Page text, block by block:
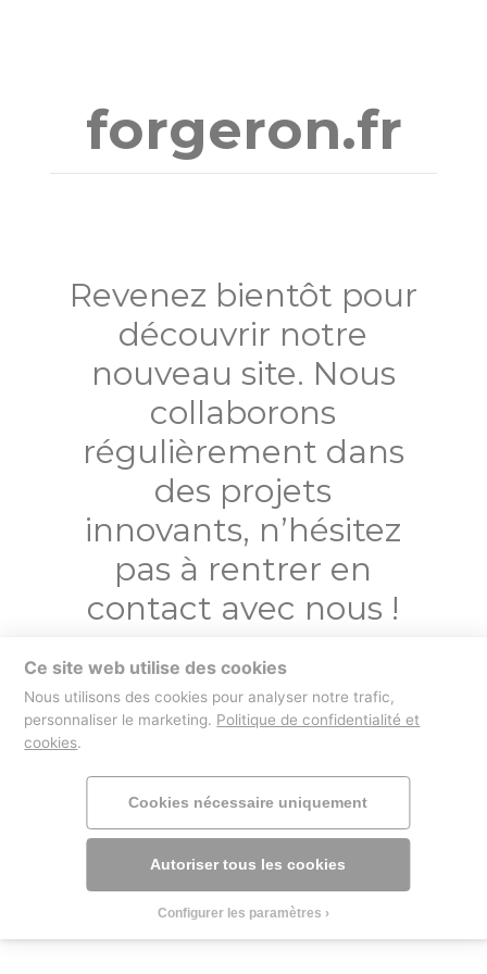
forgeron.fr
Revenez bientôt pour
découvrir notre
nouveau site. Nous
collaborons
régulièrement dans
des projets
innovants, n’hésitez
pas à rentrer en
contact avec nous !
Contactez-nous
Ce site web utilise des cookies
Nous utilisons des cookies pour analyser notre trafic,
personnaliser le marketing. Politique de confidentialité et
cookies.
Cookies nécessaire uniquement
Autoriser tous les cookies
Configurer les paramètres